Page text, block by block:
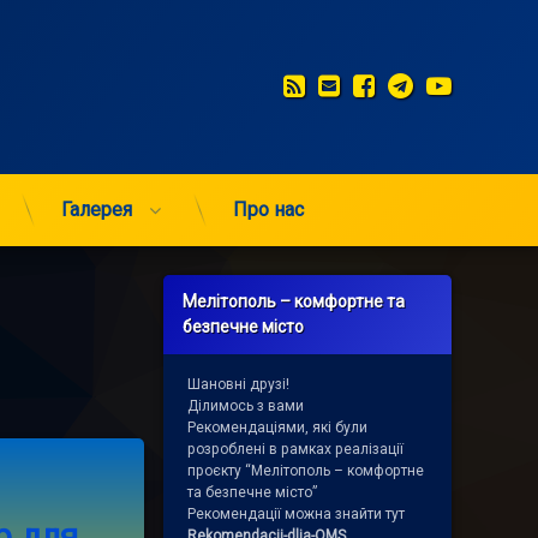
RSSE-mailFacebook
Telegram
Галерея Про нас
открыли центр для активных людей
Мелітополь – комфортне та
безпечне місто
Шановні друзі!
Ділимось з вами
Рекомендаціями, які були
розроблені в рамках реалізації
проєкту “Мелітополь – комфортне
та безпечне місто”
Рекомендації можна знайти тут